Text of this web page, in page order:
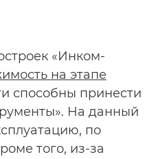
«Инком-
на этапе
способны принести
На данный
по
того, из-за